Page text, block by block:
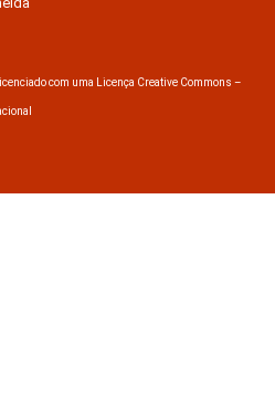
com uma Licença Creative Commons –